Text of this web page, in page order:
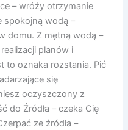
– wróży otrzymanie
spokojną wodą –
domu. Z mętną wodą –
planów i
to oznaka rozstania. Pić
się
oczyszczony z
do Źródła – czeka Cię
ze źródła –